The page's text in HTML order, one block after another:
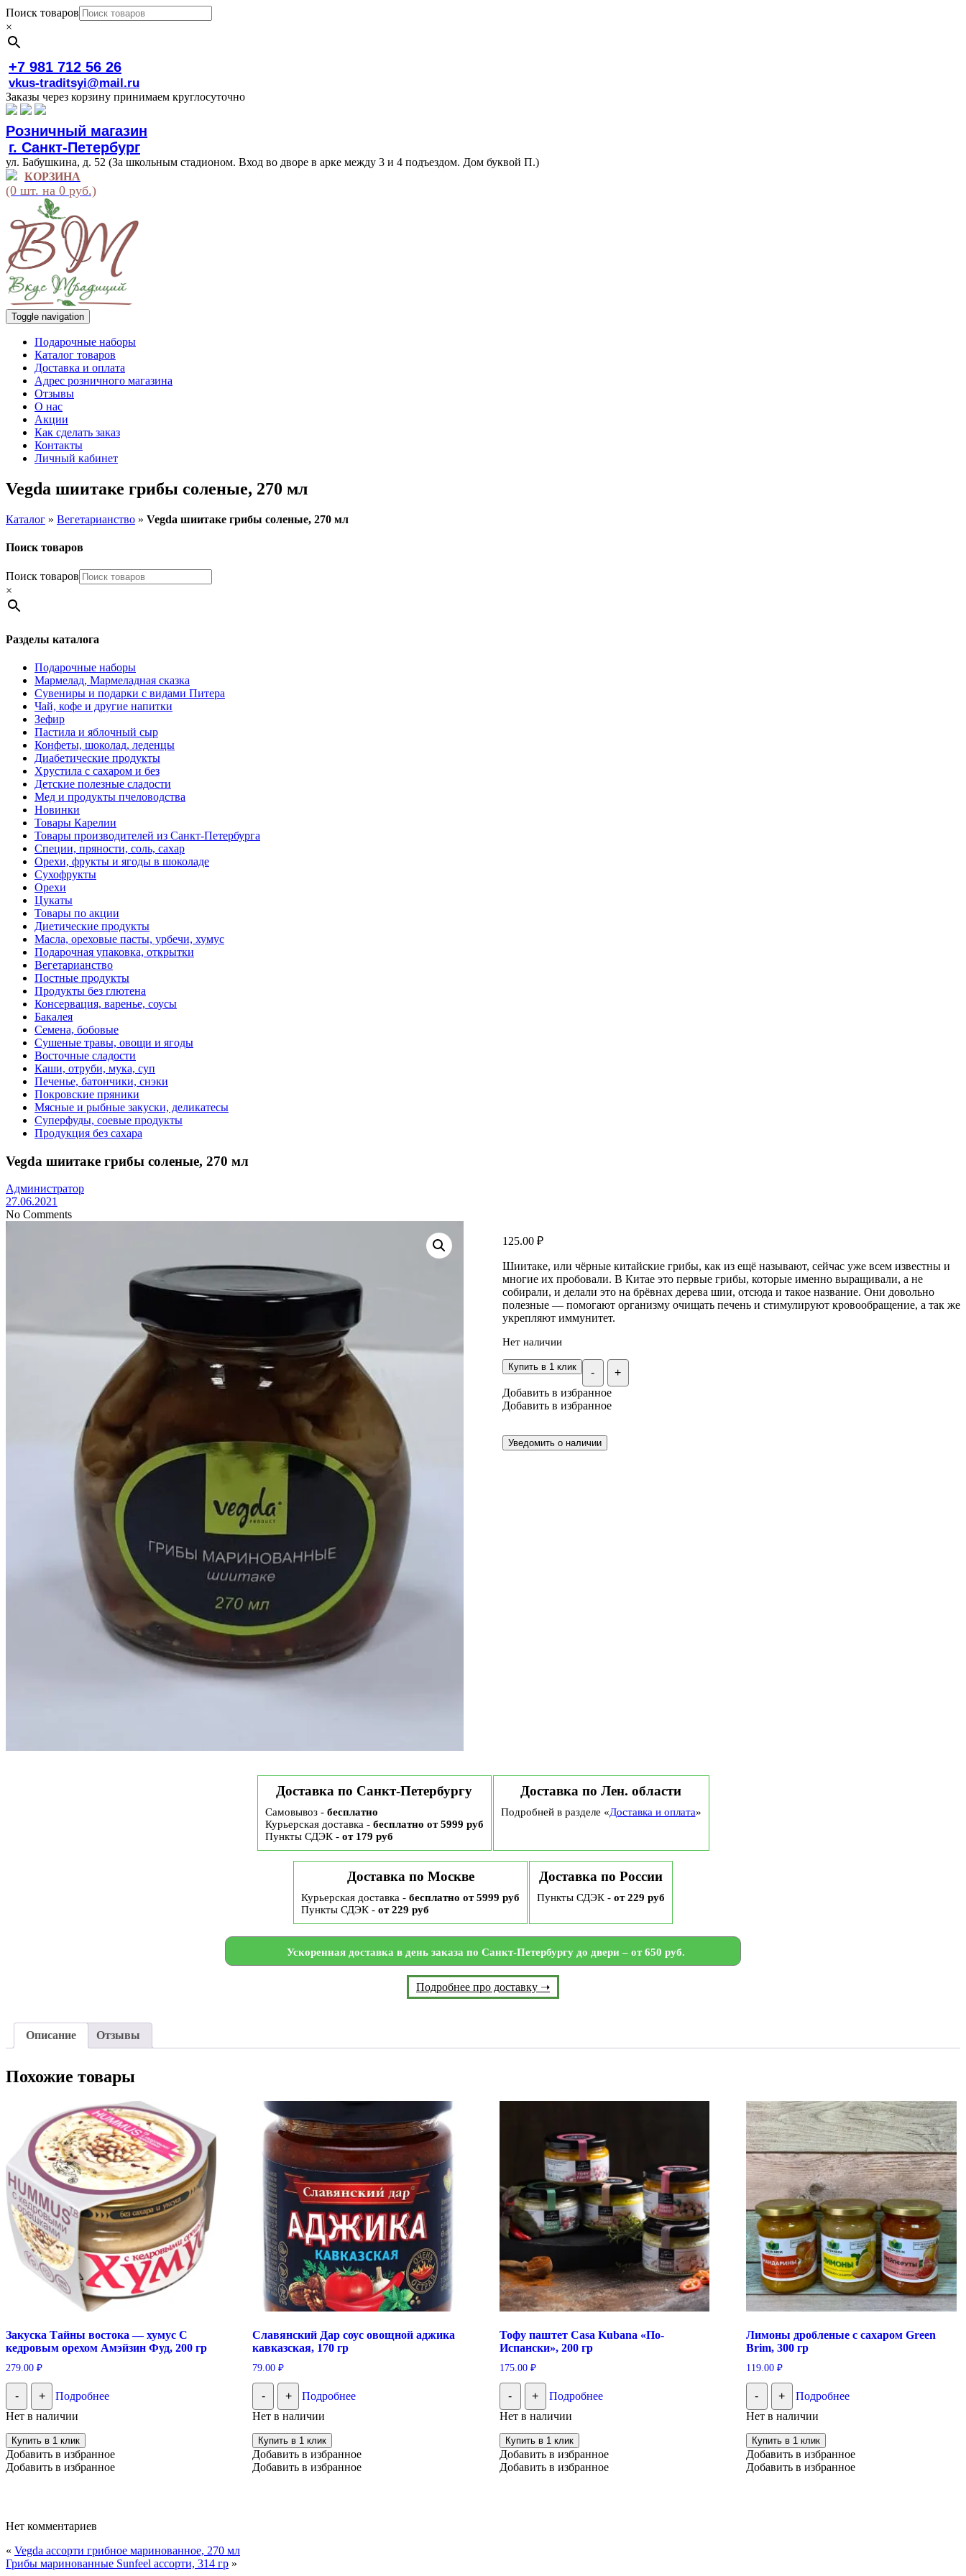
Поиск товаров
×
+7 981 712 56 26
vkus-traditsyi@mail.ru
Заказы через корзину принимаем круглосуточно
Розничный магазин
г. Санкт-Петербург
ул. Бабушкина, д. 52 (За школьным стадионом. Вход во дворе в арке между 3 и 4 подъездом. Дом буквой П.)
КОРЗИНА
(0 шт. на 0 руб.)
Toggle navigation
Подарочные наборы
Каталог товаров
Доставка и оплата
Адрес розничного магазина
Отзывы
О нас
Акции
Как сделать заказ
Контакты
Личный кабинет
Vegda шиитаке грибы соленые, 270 мл
Каталог » Вегетарианство » Vegda шиитаке грибы соленые, 270 мл
Поиск товаров
Поиск товаров
×
Разделы каталога
Подарочные наборы
Мармелад, Мармеладная сказка
Сувениры и подарки с видами Питера
Чай, кофе и другие напитки
Зефир
Пастила и яблочный сыр
Конфеты, шоколад, леденцы
Диабетические продукты
Хрустила с сахаром и без
Детские полезные сладости
Мед и продукты пчеловодства
Новинки
Товары Карелии
Товары производителей из Санкт-Петербурга
Специи, пряности, соль, сахар
Орехи, фрукты и ягоды в шоколаде
Сухофрукты
Орехи
Цукаты
Товары по акции
Диетические продукты
Масла, ореховые пасты, урбечи, хумус
Подарочная упаковка, открытки
Вегетарианство
Постные продукты
Продукты без глютена
Консервация, варенье, соусы
Бакалея
Семена, бобовые
Сушеные травы, овощи и ягоды
Восточные сладости
Каши, отруби, мука, суп
Печенье, батончики, снэки
Покровские пряники
Мясные и рыбные закуски, деликатесы
Суперфуды, соевые продукты
Продукция без сахара
Vegda шиитаке грибы соленые, 270 мл
Администратор
27.06.2021
No Comments
125.00 ₽
Шиитаке, или чёрные китайские грибы, как из ещё называют, сейчас уже всем известны и
многие их пробовали. В Китае это первые грибы, которые именно выращивали, а не
собирали, и делали это на брёвнах дерева шии, отсюда и такое название. Они довольно
полезные — помогают организму очищать печень и стимулируют кровообращение, а так же
укрепляют иммунитет.
Нет наличии
- +
Купить в 1 клик
Добавить в избранное
Добавить в избранное
Доставка по Санкт-Петербургу
Самовывоз - бесплатно
Курьерская доставка - бесплатно от 5999 руб
Пункты СДЭК - от 179 руб
Доставка по Лен. области
Подробней в разделе «Доставка и оплата»
Доставка по Москве
Курьерская доставка - бесплатно от 5999 руб
Пункты СДЭК - от 229 руб
Доставка по России
Пункты СДЭК - от 229 руб
Ускоренная доставка в день заказа по Санкт-Петербургу до двери – от 650 руб.
Подробнее про доставку ➝
Описание Отзывы
Похожие товары
Закуска Тайны востока — хумус С
кедровым орехом Амэйзин Фуд, 200 гр
279.00 ₽
- +
Подробнее
Нет в наличии
Купить в 1 клик
Добавить в избранное
Добавить в избранное
Славянский Дар соус овощной аджика
кавказская, 170 гр
79.00₽
- +
Подробнее
Нет в наличии
Купить в 1 клик
Добавить в избранное
Добавить в избранное
Тофу паштет Casa Kubana «По-
Испански», 200 гр
175.00 ₽
- +
Подробнее
Нет в наличии
Купить в 1 клик
Добавить в избранное
Добавить в избранное
Лимоны дробленые с сахаром Green
Brim, 300 гр
119.00 ₽
- +
Подробнее
Нет в наличии
Купить в 1 клик
Добавить в избранное
Добавить в избранное
Нет комментариев
« Vegda ассорти грибное маринованное, 270 мл
Грибы маринованные Sunfeel ассорти, 314 гр »